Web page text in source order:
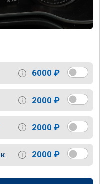
6000 ₽
2000 ₽
2000 ₽
2000 ₽